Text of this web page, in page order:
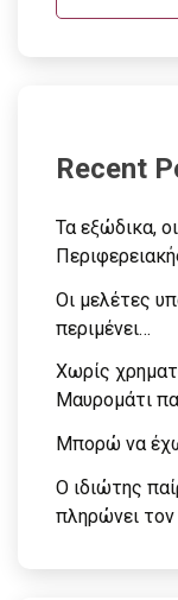
Recent
Τα εξώδικα,
Οι μελέτες
περιμένει…
Χωρίς
Μαυρομάτι
Μπορώ να
Ο ιδιώτης
πληρώνει τον